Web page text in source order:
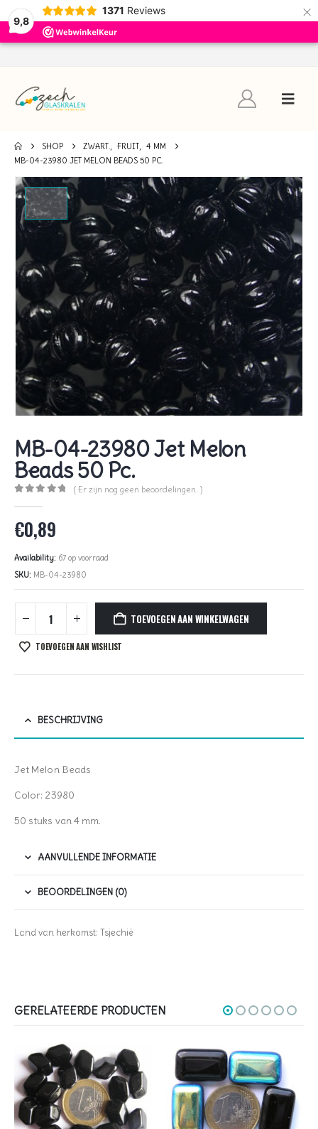
9,8
1371 Reviews ×
SHOP ZWART., FRUIT, 4 MM
MB-04-23980 JET MELON BEADS 50 PC.
MB-04-23980 Jet Melon
Beads 50 Pc.
( Er zijn nog geen beoordelingen. )
€0,89
Availability: 67 op voorraad
SKU: MB-04-23980
TOEVOEGEN AAN WINKELWAGEN
TOEVOEGEN AAN WISHLIST
BESCHRIJVING
Jet Melon Beads
Color: 23980
50 stuks van 4 mm.
AANVULLENDE INFORMATIE
BEOORDELINGEN (0)
Land van herkomst: Tsjechië
GERELATEERDE PRODUCTEN